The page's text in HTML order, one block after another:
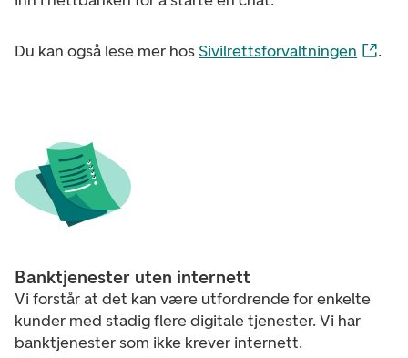
Du kan også lese mer hos Sivilrettsforvaltningen .
Banktjenester uten internett
Vi forstår at det kan være utfordrende for enkelte
kunder med stadig flere digitale tjenester. Vi har
banktjenester som ikke krever internett.